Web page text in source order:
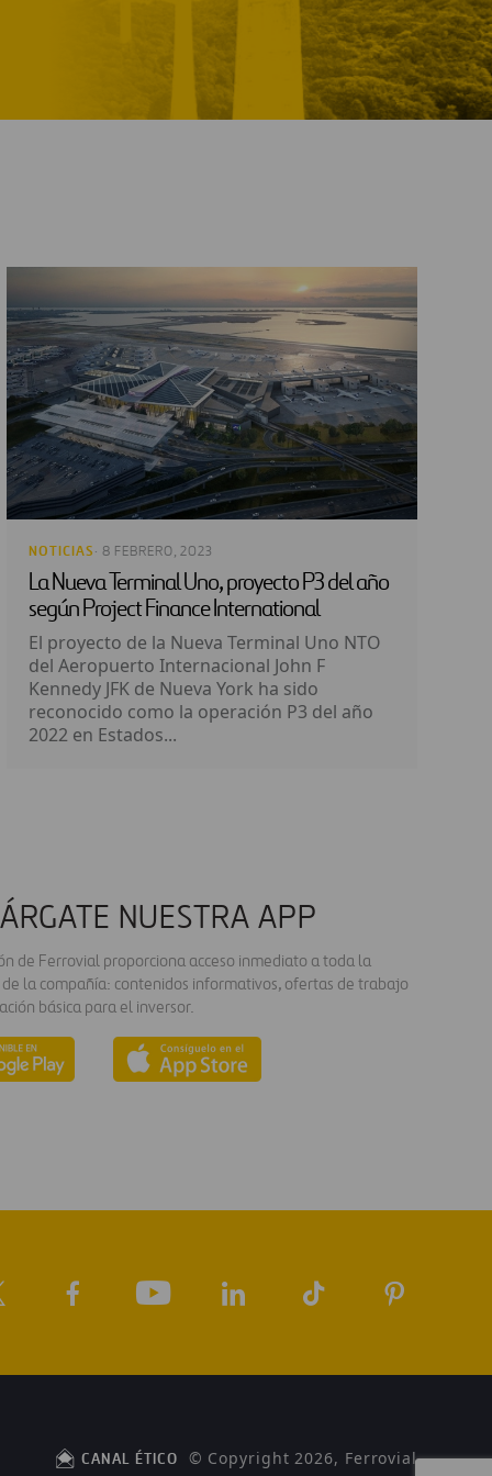
NOTICIAS · 8 FEBRERO, 2023
La Nueva Terminal Uno, proyecto P3 del año
según Project Finance International
El proyecto de la Nueva Terminal Uno NTO
del Aeropuerto Internacional John F
Kennedy JFK de Nueva York ha sido
reconocido como la operación P3 del año
2022 en Estados...
NUESTRA APP
de Ferrovial proporciona acceso inmediato a toda la
la compañía: contenidos informativos, ofertas de trabajo
básica para el inversor.
CANAL ÉTICO © Copyright 2026, Ferrovial